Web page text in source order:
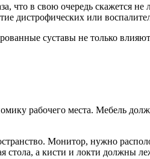
что в свою очередь скажется
дистрофических или
суставы не только
рабочего места. Мебель
Монитор, нужно
стола, а кисти и локти должны